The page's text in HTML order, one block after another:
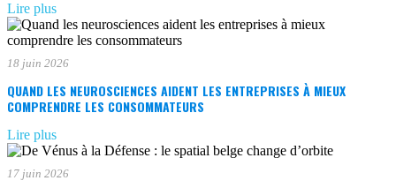
Lire plus
18 juin 2026
QUAND LES NEUROSCIENCES AIDENT LES ENTREPRISES À MIEUX
COMPRENDRE LES CONSOMMATEURS
Lire plus
17 juin 2026